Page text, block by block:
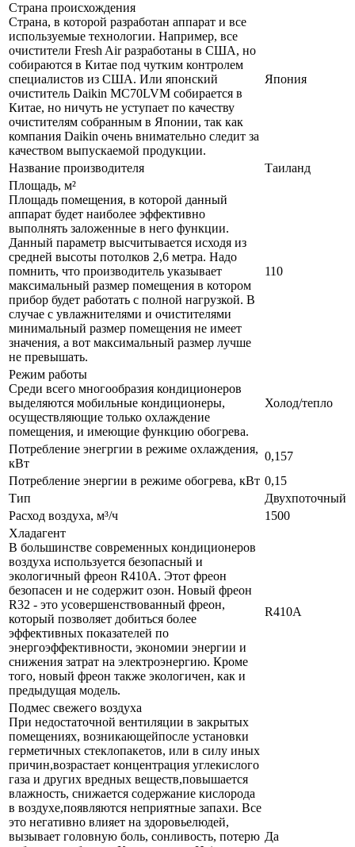
Страна происхождения
Страна, в которой разработан аппарат и все
используемые технологии. Например, все
очистители Fresh Air разработаны в США, но
собираются в Китае под чутким контролем
специалистов из США. Или японский
очиститель Daikin MC70LVM собирается в
Китае, но ничуть не уступает по качеству
очистителям собранным в Японии, так как
компания Daikin очень внимательно следит за
качеством выпускаемой продукции.
Япония
Название производителя
Таиланд
Площадь, м²
Площадь помещения, в которой данный
аппарат будет наиболее эффективно
выполнять заложенные в него функции.
Данный параметр высчитывается исходя из
средней высоты потолков 2,6 метра. Надо
помнить, что производитель указывает
максимальный размер помещения в котором
прибор будет работать с полной нагрузкой. В
случае с увлажнителями и очистителями
минимальный размер помещения не имеет
значения, а вот максимальный размер лучше
не превышать.
110
Режим работы
Среди всего многообразия кондиционеров
выделяются мобильные кондиционеры,
осуществляющие только охлаждение
помещения, и имеющие функцию обогрева.
Холод/тепло
Потребление энегргии в режиме охлаждения,
кВт
0,157
Потребление энергии в режиме обогрева, кВт 0,15
Тип
Двухпоточный
Расход воздуха, м³/ч
1500
Хладагент
В большинстве современных кондиционеров
воздуха используется безопасный и
экологичный фреон R410A. Этот фреон
безопасен и не содержит озон. Новый фреон
R32 - это усовершенствованный фреон,
который позволяет добиться более
эффективных показателей по
энергоэффективности, экономии энергии и
снижения затрат на электроэнергию. Кроме
того, новый фреон также экологичен, как и
предыдущая модель.
R410A
Подмес свежего воздуха
При недостаточной вентиляции в закрытых
помещениях, возникающейпосле установки
герметичных стеклопакетов, или в силу иных
причин,возрастает концентрация углекислого
газа и других вредных веществ,повышается
влажность, снижается содержание кислорода
в воздухе,появляются неприятные запахи. Все
это негативно влияет на здоровьелюдей,
вызывает головную боль, сонливость, потерю Да